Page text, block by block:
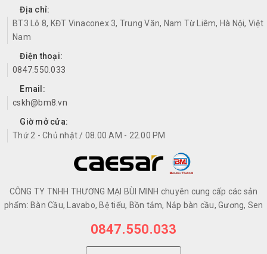
Địa chỉ:
BT3 Lô 8, KĐT Vinaconex 3, Trung Văn, Nam Từ Liêm, Hà Nội, Việt
Nam
Điện thoại:
0847.550.033
Email:
cskh@bm8.vn
Giờ mở cửa:
Thứ 2 - Chủ nhật / 08.00 AM - 22.00 PM
CÔNG TY TNHH THƯƠNG MẠI BÙI MINH chuyên cung cấp các sản
phẩm: Bàn Cầu, Lavabo, Bệ tiểu, Bồn tắm, Nắp bàn cầu, Gương, Sen
0847.550.033